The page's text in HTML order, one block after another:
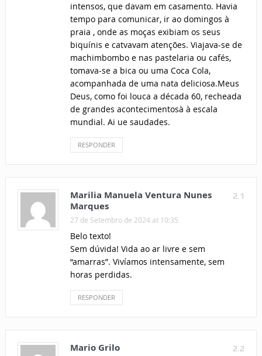
intensos, que davam em casamento. Havia
tempo para comunicar, ir ao domingos à
praia , onde as moças exibiam os seus
biquínis e catvavam atenções. Viajava-se de
machimbombo e nas pastelaria ou cafés,
tomava-se a bica ou uma Coca Cola,
acompanhada de uma nata deliciosa.Meus
Deus, como foi louca a década 60, recheada
de grandes acontecimentosà à escala
mundial. Ai ue saudades.
RESPONDER
2.1
Marilia Manuela Ventura Nunes
Marques
27 de Setembro de 2024 at 10:35
Belo texto!
Sem dúvida! Vida ao ar livre e sem
“amarras”. Vivíamos intensamente, sem
horas perdidas.
RESPONDER
2.2
Mario Grilo